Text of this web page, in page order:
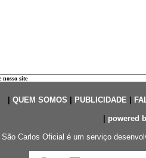
nosso site
QUEM SOMOS PUBLICIDADE|
powered
São Carlos Oficial é um serviço